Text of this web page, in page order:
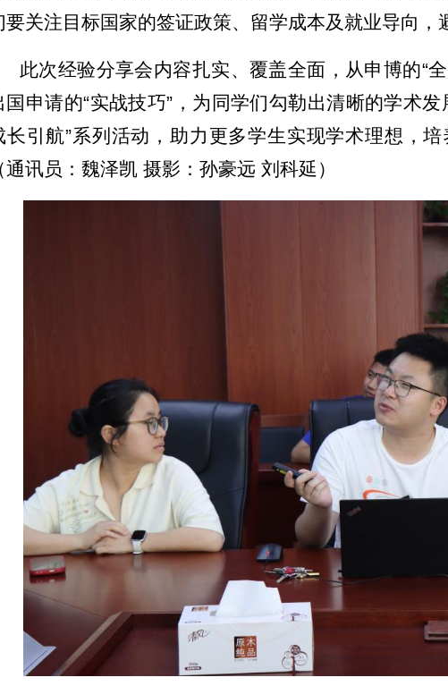
要关注目标国家的签证政策、留学成本及就业导向，
此次经验分享会内容扎实、覆盖全面，从申博的“
国申请的“实战技巧”，为同学们勾勒出清晰的学术
长引航”系列活动，助力更多学生实现学术理想，
通讯员：魏泽凯 摄影：孙豪远 刘科延）